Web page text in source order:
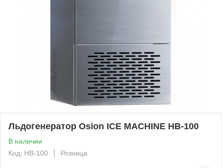
Льдогенератор Osion ICE MACHINE HB-100
В наличии
Код: HB-100
Розница